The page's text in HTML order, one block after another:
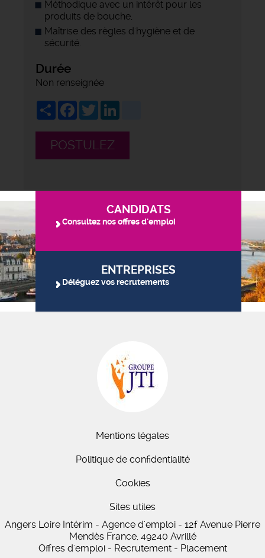
Méthodique avec un intérêt pour les
produits de bouche,
Maîtrise des règles d'hygiène et de
sécurité.
Durée
Non renseignée
ShareFacebook
Twitter
POSTULEZ
CANDIDATS
Consultez nos offres d'emploi
ENTREPRISES
Déléguez vos recrutements
Mentions légales
Politique de confidentialité
Cookies
Sites utiles
Angers Loire Intérim - Agence d'emploi - 12f Avenue Pierre
Mendès France, 49240 Avrillé
Offres d'emploi - Recrutement - Placement